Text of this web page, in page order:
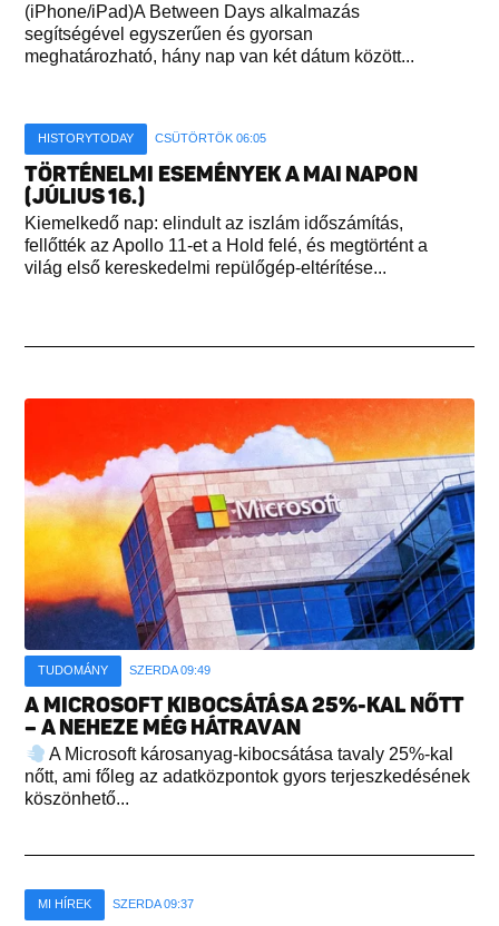
(iPhone/iPad)A Between Days alkalmazás
segítségével egyszerűen és gyorsan
meghatározható, hány nap van két dátum között...
HISTORYTODAY CSÜTÖRTÖK 06:05
TÖRTÉNELMI ESEMÉNYEK A MAI NAPON
(JÚLIUS 16.)
Kiemelkedő nap: elindult az iszlám időszámítás,
fellőtték az Apollo 11-et a Hold felé, és megtörtént a
világ első kereskedelmi repülőgép-eltérítése...
TUDOMÁNY SZERDA 09:49
A MICROSOFT KIBOCSÁTÁSA 25%-KAL NŐTT
– A NEHEZE MÉG HÁTRAVAN
A Microsoft károsanyag-kibocsátása tavaly 25%-kal
nőtt, ami főleg az adatközpontok gyors terjeszkedésének
köszönhető...
MI HÍREK SZERDA 09:37